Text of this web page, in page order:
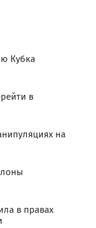
Кубка
в
на
в правах